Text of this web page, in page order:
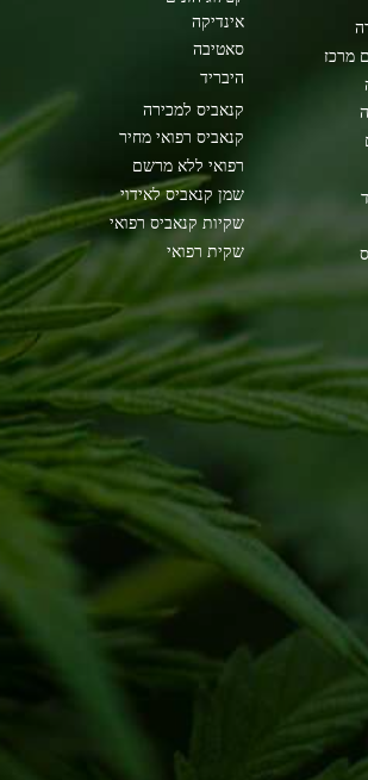
מרכז
אינדיקה
סאטיבה
היבריד
קנאביס למכירה
קנאביס רפואי מחיר
רפואי ללא מרשם
שמן קנאביס לאידוי
שקיות קנאביס רפואי
שקית רפואי